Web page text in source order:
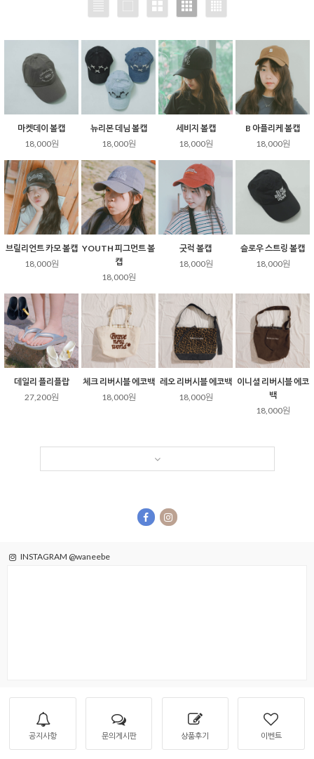
마켓데이 볼캡
18,000원
뉴리본 데님 볼캡
18,000원
세비지 볼캡
18,000원
B 아플리케 볼캡
18,000원
브릴리언트 카모 볼캡
18,000원
YOUTH 피그먼트 볼
캡
18,000원
굿럭 볼캡
18,000원
슬로우 스트링 볼캡
18,000원
데일리 플리플랍
27,200원
체크 리버시블 에코백
18,000원
레오 리버시블 에코백
18,000원
이니셜 리버시블 에코
백
18,000원
INSTAGRAM @waneebe
공지사항 문의게시판 상품후기 이벤트